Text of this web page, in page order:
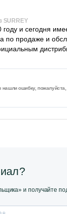
SURREY
и сегодня
по продаже и
ошибку, пожалуйста,
и получайте